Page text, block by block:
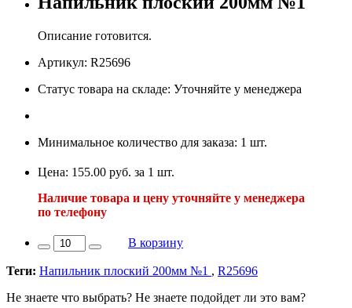
Описание готовится.
Артикул: R25696
Статус товара на складе: Уточняйте у менеджера
Минимальное количество для заказа: 1 шт.
Цена: 155.00 руб. за 1 шт.
Наличие товара и цену уточняйте у менеджера
по телефону
В корзину
Теги: Напильник плоский 200мм №1 , R25696
Не знаете что выбрать? Не знаете подойдет ли это вам?